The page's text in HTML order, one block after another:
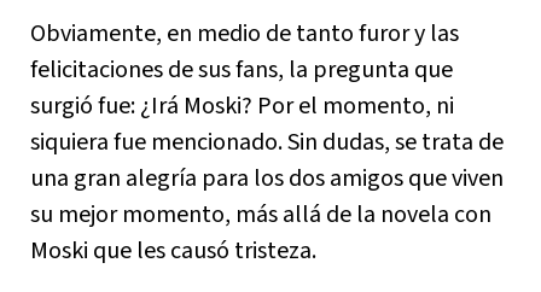
Obviamente, en medio de tanto furor y las
felicitaciones de sus fans, la pregunta que
surgió fue: ¿Irá Moski? Por el momento, ni
siquiera fue mencionado. Sin dudas, se trata de
una gran alegría para los dos amigos que viven
su mejor momento, más allá de la novela con
Moski que les causó tristeza.